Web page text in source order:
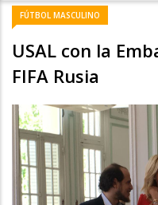
FÚTBOL MASCULINO
USAL con la
FIFA Rusia